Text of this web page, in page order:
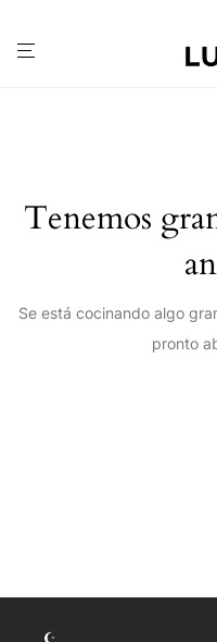
Tenemos
Se está cocinando algo
pronto